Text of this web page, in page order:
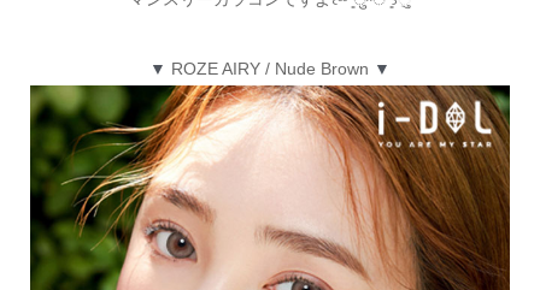
▼ ROZE AIRY / Nude Brown ▼